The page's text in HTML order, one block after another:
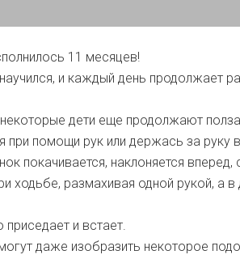
11 месяцев!
и каждый день продолжает
дети еще продолжают
при помощи рук или держась за руку
покачивается, наклоняется
ходьбе, размахивая одной рукой, а
и встает.
даже изобразить некоторое